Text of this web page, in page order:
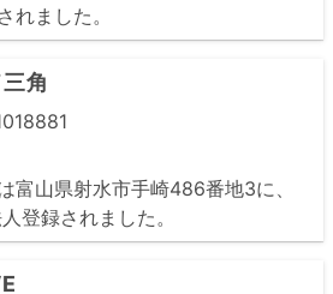
れました。
角
富山県射水市手崎486番地3に、
登録されました。